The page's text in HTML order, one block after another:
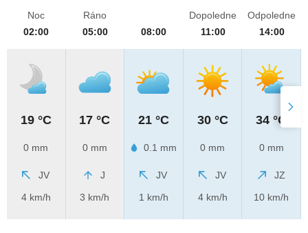
Noc
02:00
19 °C
0 mm
JV
4 km/h
Ráno
05:00
17 °C
0 mm
J
3 km/h
08:00
21 °C
0.1 mm
JV
1 km/h
Dopoledne
11:00
30 °C
0 mm
JV
4 km/h
Odpoledne
14:00
34 °C
0 mm
JZ
10 km/h